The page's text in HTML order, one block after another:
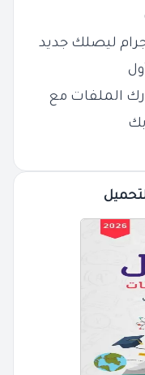
ليصلك جديد
الملفات مع